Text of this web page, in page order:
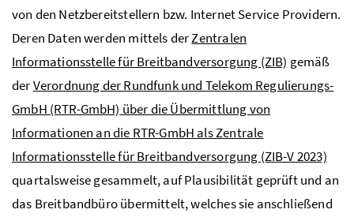
von den Netzbereitstellern bzw. Internet Service Providern.
Deren Daten werden mittels derZentralen
Informationsstelle für Breitbandversorgung (ZIB) gemäß
derVerordnung der Rundfunk und Telekom Regulierungs-
GmbH (RTR-GmbH) über die Übermittlung von
Informationen an die RTR-GmbH als Zentrale
Informationsstelle für Breitbandversorgung (ZIB-V 2023)
quartalsweise gesammelt, auf Plausibilität geprüft und an
das Breitbandbüro übermittelt, welches sie anschließend